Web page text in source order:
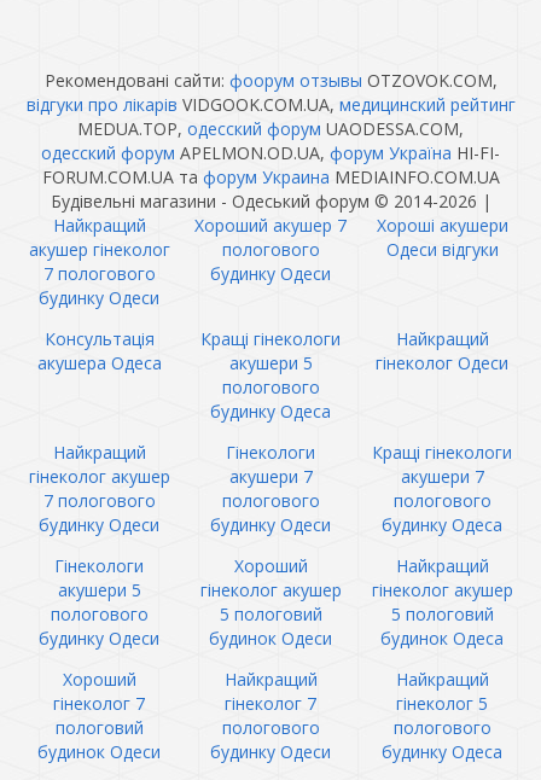
Рекомендовані сайти: фоорум отзывы OTZOVOK.COM,
відгуки про лікарів VIDGOOK.COM.UA, медицинский рейтинг
MEDUA.TOP, одесский форум UAODESSA.COM,
одесский форум APELMON.OD.UA, форум Україна HI-FI-
FORUM.COM.UA та форум Украина MEDIAINFO.COM.UA
Будівельні магазини - Одеський форум © 2014-2026 |
Найкращий
акушер гінеколог
7 пологового
будинку Одеси
Хороший акушер 7
пологового
будинку Одеси
Хороші акушери
Одеси відгуки
Консультація
акушера Одеса
Кращі гінекологи
акушери 5
пологового
будинку Одеса
Найкращий
гінеколог Одеси
Найкращий
гінеколог акушер
7 пологового
будинку Одеси
Гінекологи
акушери 7
пологового
будинку Одеси
Кращі гінекологи
акушери 7
пологового
будинку Одеса
Гінекологи
акушери 5
пологового
будинку Одеси
Хороший
гінеколог акушер
5 пологовий
будинок Одеси
Найкращий
гінеколог акушер
5 пологовий
будинок Одеса
Хороший
гінеколог 7
пологовий
будинок Одеси
Найкращий
гінеколог 7
пологового
будинку Одеси
Найкращий
гінеколог 5
пологового
будинку Одеса